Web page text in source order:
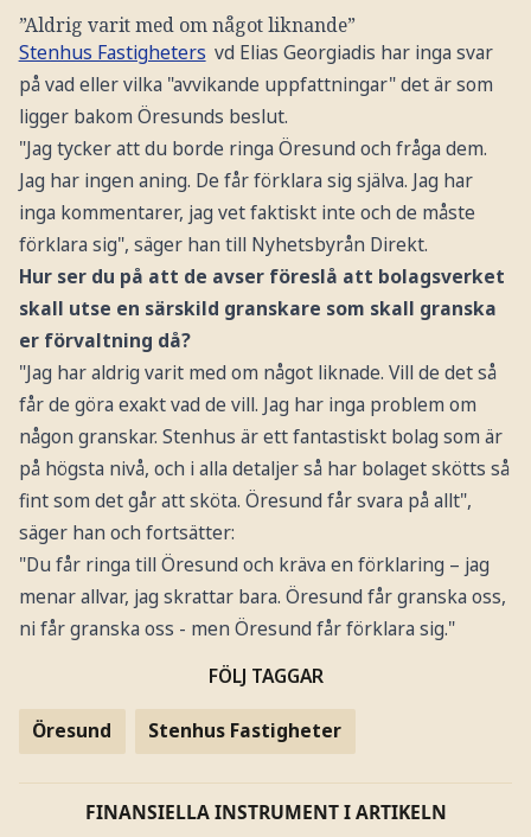
”Aldrig varit med om något liknande”
Stenhus Fastigheters vd Elias Georgiadis har inga svar
på vad eller vilka "avvikande uppfattningar" det är som
ligger bakom Öresunds beslut.
"Jag tycker att du borde ringa Öresund och fråga dem.
Jag har ingen aning. De får förklara sig själva. Jag har
inga kommentarer, jag vet faktiskt inte och de måste
förklara sig", säger han till Nyhetsbyrån Direkt.
Hur ser du på att de avser föreslå att bolagsverket
skall utse en särskild granskare som skall granska
er förvaltning då?
"Jag har aldrig varit med om något liknade. Vill de det så
får de göra exakt vad de vill. Jag har inga problem om
någon granskar. Stenhus är ett fantastiskt bolag som är
på högsta nivå, och i alla detaljer så har bolaget skötts så
fint som det går att sköta. Öresund får svara på allt",
säger han och fortsätter:
"Du får ringa till Öresund och kräva en förklaring – jag
menar allvar, jag skrattar bara. Öresund får granska oss,
ni får granska oss - men Öresund får förklara sig."
FÖLJ TAGGAR
Öresund Stenhus Fastigheter
FINANSIELLA INSTRUMENT I ARTIKELN